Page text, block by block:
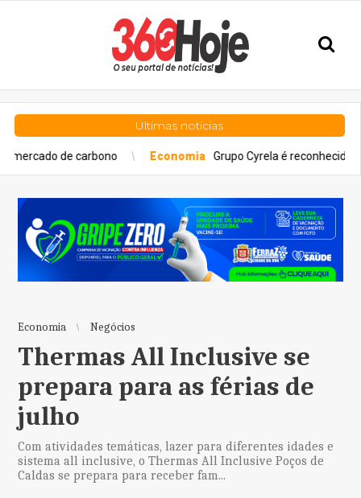
Últimas notícias
carbono Economia Grupo Cyrela é reconhecido como
Economia Negócios
Thermas All Inclusive se
prepara para as férias de
julho
Com atividades temáticas, lazer para diferentes idades e
sistema all inclusive, o Thermas All Inclusive Poços de
Caldas se prepara para receber fam...